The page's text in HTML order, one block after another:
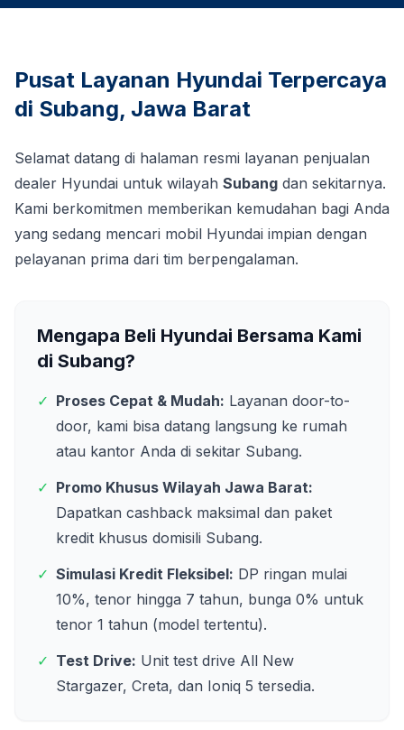
Pusat Layanan Hyundai Terpercaya
di Subang, Jawa Barat
Selamat datang di halaman resmi layanan penjualan
dealer Hyundai untuk wilayah Subang dan sekitarnya.
Kami berkomitmen memberikan kemudahan bagi Anda
yang sedang mencari mobil Hyundai impian dengan
pelayanan prima dari tim berpengalaman.
Mengapa Beli Hyundai Bersama Kami
di Subang?
✓ Proses Cepat & Mudah: Layanan door-to-
door, kami bisa datang langsung ke rumah
atau kantor Anda di sekitar Subang.
✓ Promo Khusus Wilayah Jawa Barat:
Dapatkan cashback maksimal dan paket
kredit khusus domisili Subang.
✓ Simulasi Kredit Fleksibel: DP ringan mulai
10%, tenor hingga 7 tahun, bunga 0% untuk
tenor 1 tahun (model tertentu).
✓ Test Drive: Unit test drive All New
Stargazer, Creta, dan Ioniq 5 tersedia.